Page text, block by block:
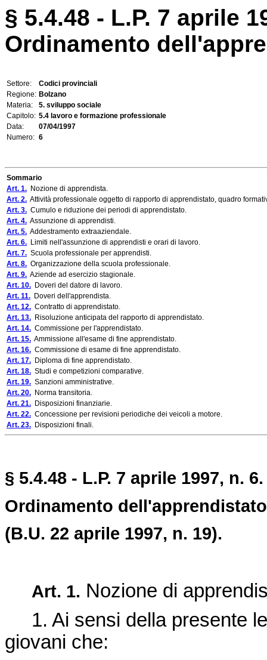
§ 5.4.48 - L.P. 7 aprile
Ordinamento
Settore:
Codici provinciali
Regione: Bolzano
Materia:
5. sviluppo sociale
Capitolo: 5.4 lavoro e formazione professionale
Data:
07/04/1997
Numero: 6
Sommario
Art. 1. Nozione di apprendista.
Art. 2. Attività professionale oggetto di rapporto di apprendistato, quadro
Art. 3. Cumulo e riduzione dei periodi di apprendistato.
Art. 4. Assunzione di apprendisti.
Art. 5. Addestramento extraaziendale.
Art. 6. Limiti nell'assunzione di apprendisti e orari di lavoro.
Art. 7. Scuola professionale per apprendisti.
Art. 8. Organizzazione della scuola professionale.
Art. 9. Aziende ad esercizio stagionale.
Art. 10. Doveri del datore di lavoro.
Art. 11. Doveri dell'apprendista.
Art. 12. Contratto di apprendistato.
Art. 13. Risoluzione anticipata del rapporto di apprendistato.
Art. 14. Commissione per l'apprendistato.
Art. 15. Ammissione all'esame di fine apprendistato.
Art. 16. Commissione di esame di fine apprendistato.
Art. 17. Diploma di fine apprendistato.
Art. 18. Studi e competizioni comparative.
Art. 19. Sanzioni amministrative.
Art. 20. Norma transitoria.
Art. 21. Disposizioni finanziarie.
Art. 22. Concessione per revisioni periodiche dei veicoli a motore.
Art. 23. Disposizioni finali.
§ 5.4.48 - L.P. 7 aprile 1997, n. 6.
Ordinamento
(B.U. 22 aprile 1997, n. 19).
Art. 1. Nozione di
1. Ai sensi della presente
giovani che: